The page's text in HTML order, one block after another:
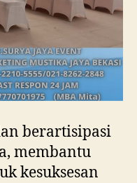
berartisipasi
membantu
kesuksesan